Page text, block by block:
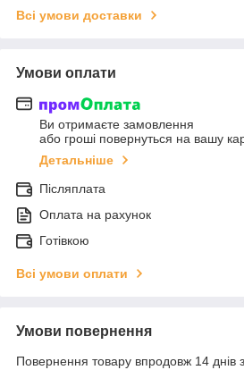
Всі умови доставки
Умови оплати
Ви отримаєте замовлення
або гроші повернуться на вашу
Детальніше
Післяплата
Оплата на рахунок
Готівкою
Всі умови оплати
Умови повернення
Повернення товару впродовж 14 днів